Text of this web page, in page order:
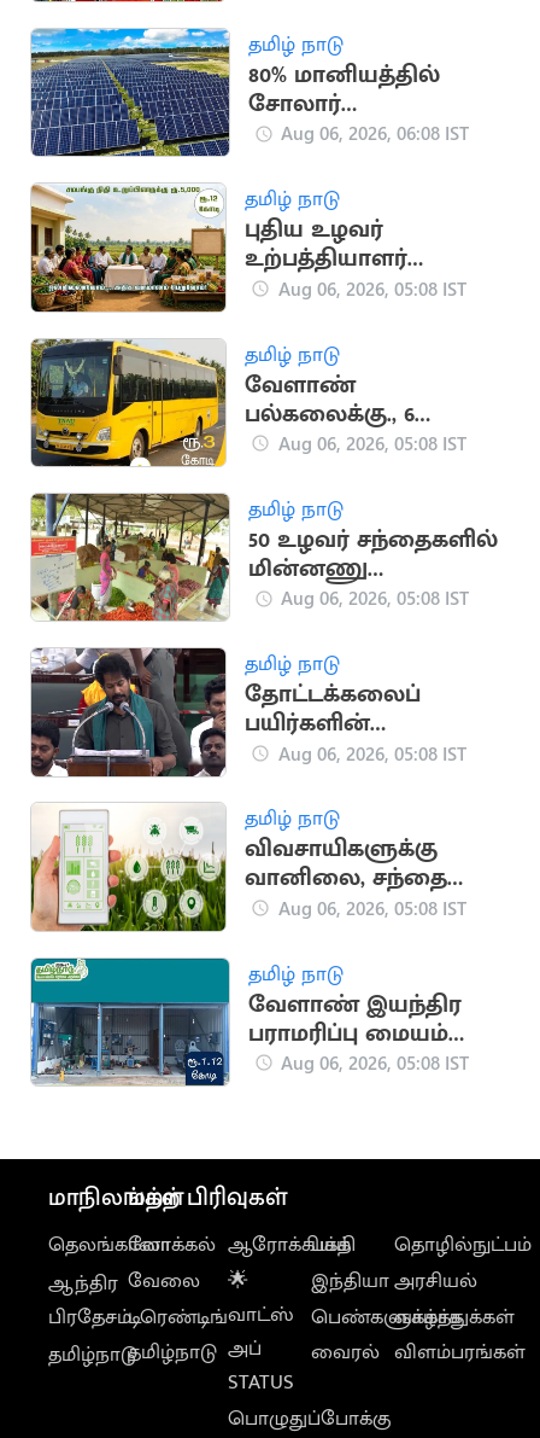
தமிழ் நாடு
80% மானியத்தில்
சோலார்
பம்புசெட்டுகள்:
அறிவிப்பு
Aug 06, 2026, 06:08 IST
தமிழ் நாடு
புதிய உழவர்
உற்பத்தியாளர்
நிறுவனங்கள்
அமைச்சர் அறிவிப்பு
Aug 06, 2026, 05:08 IST
தமிழ் நாடு
வேளாண்
பல்கலைக்கு., 6
பேருந்துகள் வாங்க
Aug 06, 2026, 05:08 IST
தமிழ் நாடு
50 உழவர் சந்தைகளில்
மின்னணு
விலைப்பட்டியல்:
அறிவிப்பு
Aug 06, 2026, 05:08 IST
தமிழ் நாடு
தோட்டக்கலைப்
பயிர்களின்
உற்பத்தியை
Aug 06, 2026, 05:08 IST
தமிழ் நாடு
விவசாயிகளுக்கு
வானிலை, சந்தை
நிலவரத்தை அறிய
Aug 06, 2026, 05:08 IST
தமிழ் நாடு
வேளாண் இயந்திர
பராமரிப்பு மையம்
அமைக்க ரூ.1.12 கோடி
Aug 06, 2026, 05:08 IST
மாநிலங்கள்
தெலங்கானா
ஆந்திர
பிரதேசம்
தமிழ்நாடு
மற்ற பிரிவுகள்
லோக்கல்
வேலை
டிரெண்டிங்
தமிழ்நாடு
ஆரோக்கியம்
🌟
வாட்ஸ்
அப்
STATUS
பொழுதுப்போக்கு
பக்தி
இந்தியா
பெண்களுக்காக
வைரல்
தொழில்நுட்பம்
அரசியல்
வாழ்த்துக்கள்
விளம்பரங்கள்